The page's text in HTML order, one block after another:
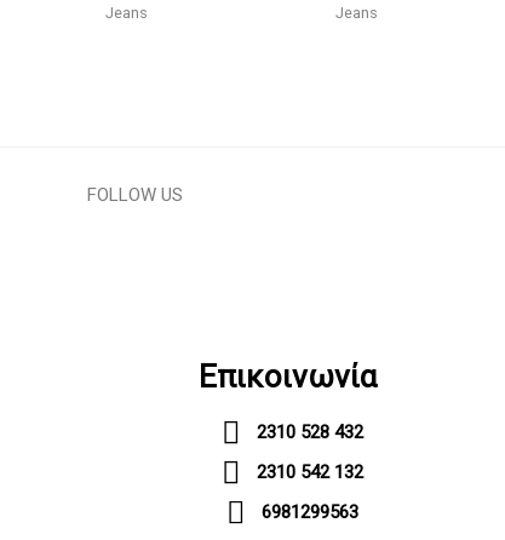
Jeans
Jeans
FOLLOW US
Επικοινωνία
2310 528 432
2310 542 132
6981299563